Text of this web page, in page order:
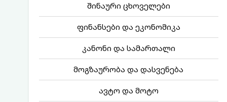
შინაური ცხოველები
ფინანსები და ეკონომიკა
კანონი და სამართალი
მოგზაურობა და დასვენება
ავტო და მოტო